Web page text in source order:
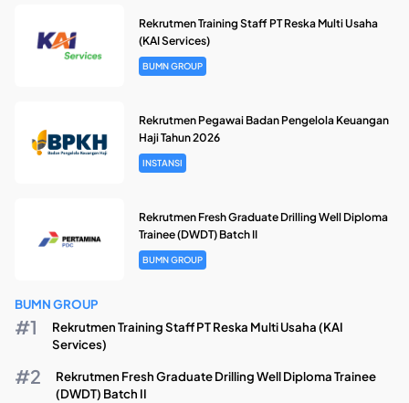
Rekrutmen Training Staff PT Reska Multi Usaha
(KAI Services)
BUMN GROUP
Rekrutmen Pegawai Badan Pengelola Keuangan
Haji Tahun 2026
INSTANSI
Rekrutmen Fresh Graduate Drilling Well Diploma
Trainee (DWDT) Batch II
BUMN GROUP
BUMN GROUP
Rekrutmen Training Staff PT Reska Multi Usaha (KAI
Services)
Rekrutmen Fresh Graduate Drilling Well Diploma Trainee
(DWDT) Batch II